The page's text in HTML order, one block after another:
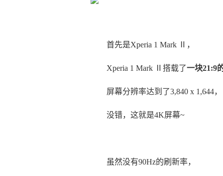
首先是Xperia 1 Mark Ⅱ，
Xperia 1 Mark Ⅱ搭载了一块21:9
屏幕分辨率达到了3,840 x 1,644，
没错，这就是4K屏幕~
虽然没有90Hz的刷新率，